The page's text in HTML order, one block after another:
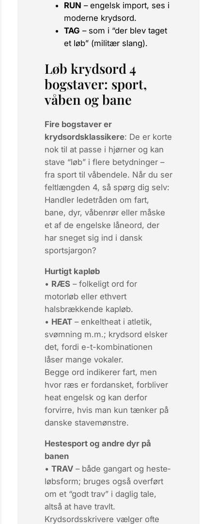
RUN – engelsk import, ses i
moderne krydsord.
TAG – som i “der blev taget
et løb” (militær slang).
Løb krydsord 4
bogstaver: sport,
våben og bane
Fire bogstaver er
krydsordsklassikere: De er korte
nok til at passe i hjørner og kan
stave “løb” i flere betydninger –
fra sport til våbendele. Når du ser
feltlængden 4, så spørg dig selv:
Handler ledetråden om fart,
bane, dyr, våbenrør eller måske
et af de engelske låneord, der
har sneget sig ind i dansk
sportsjargon?
Hurtigt kapløb
• RÆS– folkeligt ord for
motorløb eller ethvert
halsbrækkende kapløb.
• HEAT– enkelt­heat i atletik,
svømning m.m.; krydsord elsker
det, fordi e-t-kombinationen
låser mange vokaler.
Begge ord indikerer fart, men
hvor ræs er fordansket, forbliver
heatengelsk og kan derfor
forvirre, hvis man kun tænker på
danske stave­mønstre.
Hestesport og andre dyr på
banen
• TRAV– både gangart og heste­
løbs­form; bruges også overført
om et “godt trav” i daglig tale,
altså at have travlt.
Krydsordsskrivere vælger ofte